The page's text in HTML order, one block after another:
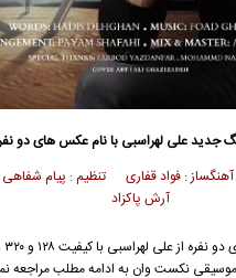
جدیدعلی لهراسبی با نام عکس های دو
: فواد قفاری تنظیم : پیام
آرش پاکزاد
نفره ازعلی لهراسبی
نکست وان به ادامه مطلب مراجعه